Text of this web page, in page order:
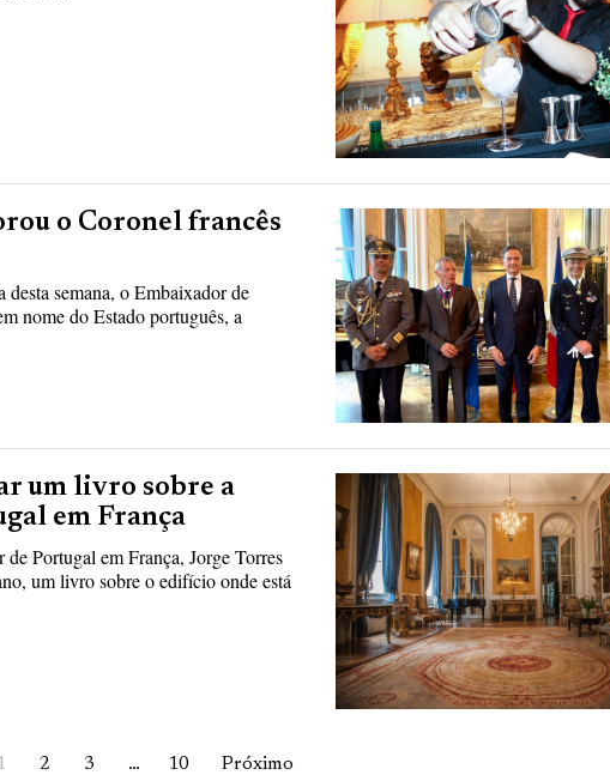
o Coronel francês
semana, o Embaixador de
nome do Estado português, a
um livro sobre a
em França
Portugal em França, Jorge Torres
um livro sobre o edifício onde está
2 3 … 10 Próximo